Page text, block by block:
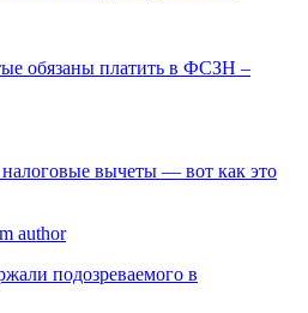
обязаны платить в ФСЗН –
налоговые вычеты — вот как это
author
подозреваемого в